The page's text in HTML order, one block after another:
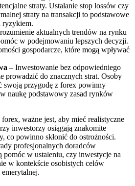
straty. Ustalanie stop lossów czy
straty na transakcji to podstawowe
ryzykiem.
aktualnych trendów na rynku
w podejmowaniu lepszych decyzji.
gospodarcze, które mogą wpływać
– Inwestowanie bez odpowiedniego
prowadzić do znacznych strat. Osoby
swoją przygodę z forex powinny
naukę podstawowy zasad rynków
ważne jest, aby mieć realistyczne
inwestorzy osiągają znakomite
co powinno skłonić do ostrożności.
profesjonalnych doradców
w ustaleniu, czy inwestycje na
w kontekście osobistych celów